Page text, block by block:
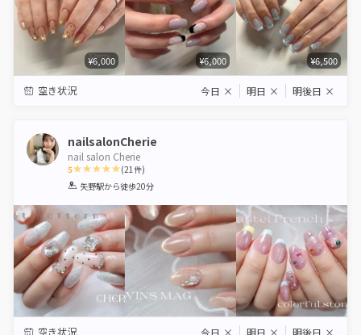
¥6,000 ¥6,000 ¥6,500
空き状況 今日 × 明日 × 明後日 ×
nailsalonCherie
nail salon Cherie
5
1 2 3 4 5
(21件)
矢野駅から徒歩20分
空き状況 今日 × 明日 × 明後日 ×